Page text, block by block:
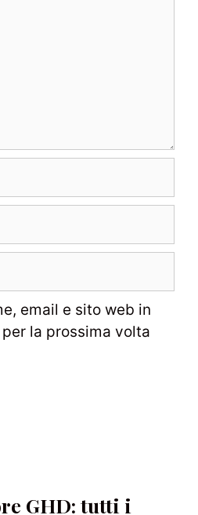
email e sito web in
la prossima volta
GHD: tutti i